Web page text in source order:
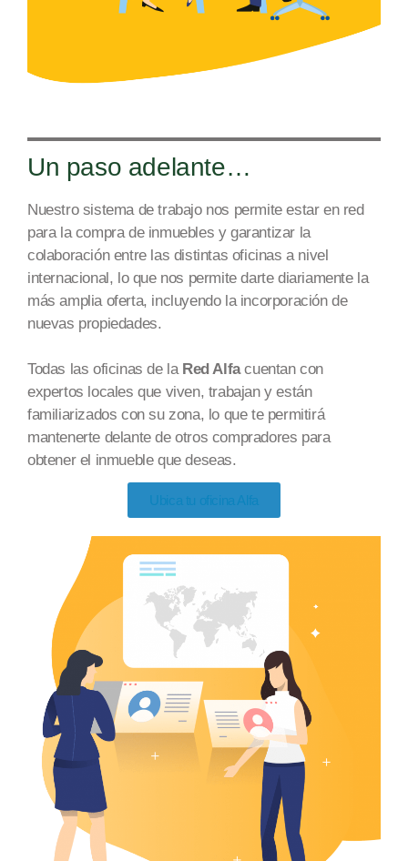
Un paso adelante…
Nuestro sistema de trabajo nos permite estar en red
para la compra de inmuebles y garantizar la
colaboración entre las distintas oficinas a nivel
internacional, lo que nos permite darte diariamente la
más amplia oferta, incluyendo la incorporación de
nuevas propiedades.
Todas las oficinas de la Red Alfacuentan con
expertos locales que viven, trabajan y están
familiarizados con su zona, lo que te permitirá
mantenerte delante de otros compradores para
obtener el inmuebleque deseas.
Ubica tu oficina Alfa